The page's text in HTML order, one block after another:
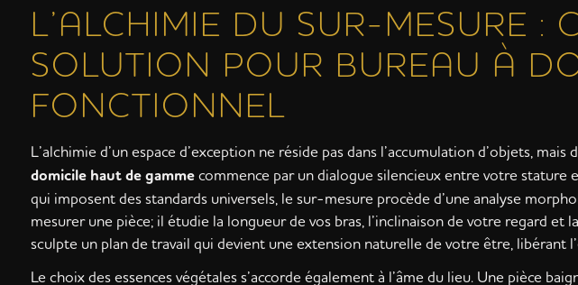
L’ALCHIMIE DU SUR-MESURE :
SOLUTION POUR BUREAU À
FONCTIONNEL
L’alchimie d’un espace d’exception ne réside pas dans l’accumulation d’objets,
domicile haut de gammecommence par un dialogue silencieux entre votre
qui imposent des standards universels, le sur-mesure procède d’une analyse
mesurer une pièce; il étudie la longueur de vos bras, l’inclinaison de votre regard et
sculpte un plan de travail qui devient une extension naturelle de votre être, libérant
Le choix des essences végétales s’accorde également à l’âme du lieu. Une pièce